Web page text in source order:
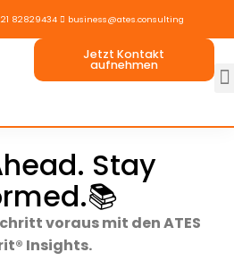
82829434  business@ates.consulting
Jetzt Kontakt
aufnehmen
Stay
voraus mit den ATES
Insights.